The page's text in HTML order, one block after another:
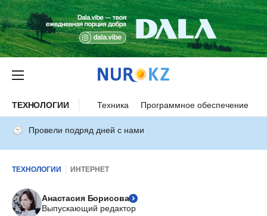
ТЕХНОЛОГИИ Техника Программное обеспечение
Провели подряд дней с нами
ТЕХНОЛОГИИ ИНТЕРНЕТ
Анастасия Борисова
Выпускающий редактор